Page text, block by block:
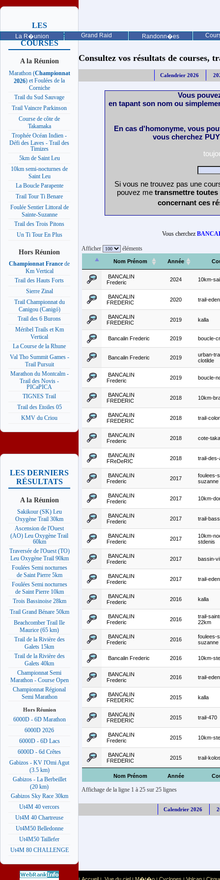
La R�union Grand Raid Randonn�es
LES
PROCHAINES
COURSES
A la Réunion
Marathon (Championnat
2026) et Foulées de la
Corniche
Trail du Sud Sauvage
Trail Vaincre Parkinson
Course de côte de
Takamaka
Trophée Océan Indien -
Défi des Laves - Trail des
Timizes
5km de Saint Leu
10km semi-nocturnes de
Saint Leu
La Boucle Parapente
Trail Tour Ti Benare
Foulée Sentier Littoral de
Sainte-Suzanne
Trail des Trois Pitons
Un Ti Tour En Plus
Hors Réunion
Championnat France de
Km Vertical
Trail des Hauts Forts
Sierre Zinal
Trail Championnat du
Canigou (Canigó)
Trail des 6 Burons
Méribel Trails et Km
Vertical
La Course de la Rhune
Val Tho Summit Games -
Trail Pursuit
Marathon du Montcalm -
Trail des Novis -
PICaPICA
TIGNES Trail
Trail des Etoiles 05
KMV du Criou
LES DERNIERS
RÉSULTATS
A la Réunion
Sakikour (SK) Leu
Oxygène Trail 30km
Ascension de l'Ouest
(AO) Leu Oxygène Trail
60km
Traversée de l'Ouest (TO)
Leu Oxygène Trail 90km
Foulées Semi nocturnes
de Saint Pierre 5km
Foulées Semi nocturnes
de Saint Pierre 10km
Trois Bassinoise 28km
Trail Grand Bénare 50km
Beachcomber Trail Ile
Maurice (65 km)
Trail de la Rivière des
Galets 15km
Trail de la Rivière des
Galets 40km
Championnat Semi
Marathon - Course Open
Championnat Régional
Semi Marathon
Hors Réunion
6000D - 6D Marathon
6000D 2026
6000D - 6D Lacs
6000D - 6d Crêtes
Gabizos - KV l'Omi Agut
(3.5 km)
Gabizos - La Berbeillet
(20 km)
Gabizos Sky Race 30km
Ut4M 40 vercors
Ut4M 40 Chartreuse
Ut4M50 Belledonne
Ut4M50 Taillefer
Ut4M 80 CHALLENGE
Consultez vos résultats de courses,
Calendrier 2026
Vous
en tapant son nom ou
En cas d'homonyme, vous
vous cherchez
Si vous ne trouvez pas une
pouvez me transmettre
concernant ces
Vous cherchez
Afficher éléments
Nom Prénom Année
Nom Prénom Année
BANCALIN
Frederic
2024 10km-
BANCALIN
FREDERIC
2020 trail-eden
BANCALIN
FREDERIC
2019 kalla
Bancalin Frederic 2019 boucle-
Bancalin Frederic 2019
urban-
clotilde
BANCALIN
Frederic
2019 boucle-
BANCALIN
FREDERIC
2018 10km-
BANCALIN
FREDERIC
2018 trail-
BANCALIN
Frederic
2018 cote-
BANCALIN
FReDeRIC
2018 trail-des-
BANCALIN
Frederic
2017
foulees-
suzanne
BANCALIN
Frederic
2017 10km-
BANCALIN
Frederic
2017 trail-
BANCALIN
Frederic
2017
10km-
stdenis
BANCALIN
Frederic
2017 bassin-
BANCALIN
Frederic
2017 trail-eden
BANCALIN
Frederic
2016 kalla
BANCALIN
Frederic
2016
trail-
22km
BANCALIN
Frederic
2016
foulees-
suzanne
Bancalin Frederic 2016 10km-
BANCALIN
Frederic
2016 trail-eden
BANCALIN
FREDERIC
2015 kalla
BANCALIN
FREDERIC
2015 trail-470
BANCALIN
Frederic
2015 10km-
BANCALIN
FREDERIC
2015 trail-
Affichage de la ligne 1 à 25 sur 25 lignes
Calendrier 2026